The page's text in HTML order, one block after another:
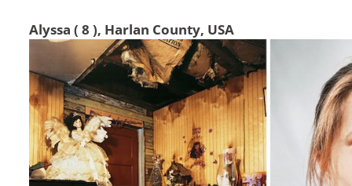
Alyssa ( 8 ), Harlan County, USA